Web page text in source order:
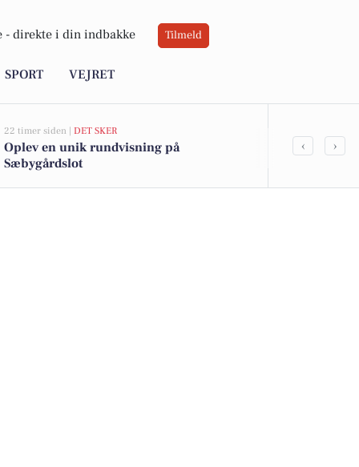
- direkte i din indbakke Tilmeld
SPORT VEJRET
22 timer siden | DET SKER
Oplev en unik rundvisning på
Sæbygårdslot
Ildløs i
‹ ›